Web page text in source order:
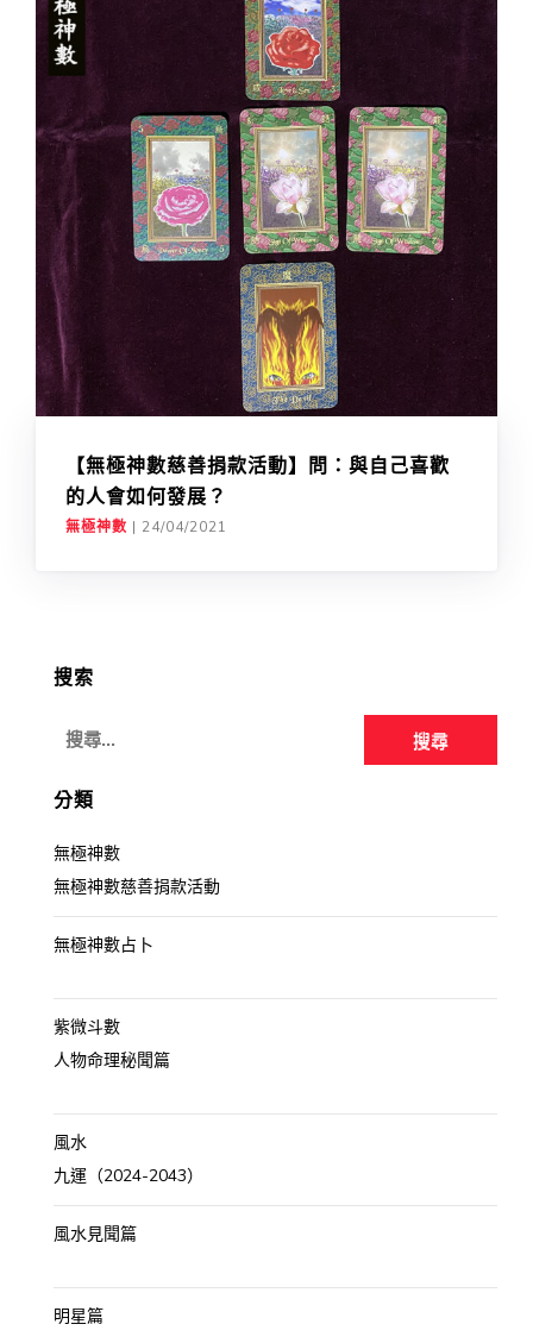
【無極神數慈善捐款活動】問：與自己喜歡
的人會如何發展？
無極神數 | 24/04/2021
搜索
搜
關
字:
分類
無極神數
無極神數慈善捐款活動
無極神數占卜
紫微斗數
人物命理秘聞篇
風水
九運（2024-2043）
風水見聞篇
明星篇